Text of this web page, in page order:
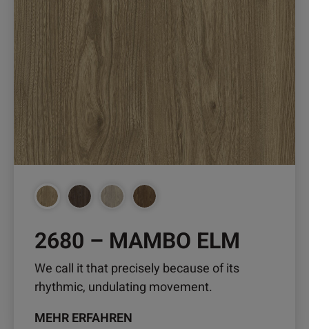
2680 – MAMBO ELM
We call it that precisely because of its
rhythmic, undulating movement.
MEHR ERFAHREN
mehrere
Varianten
Optionen
können
der
Produktseite
gewählt
werden